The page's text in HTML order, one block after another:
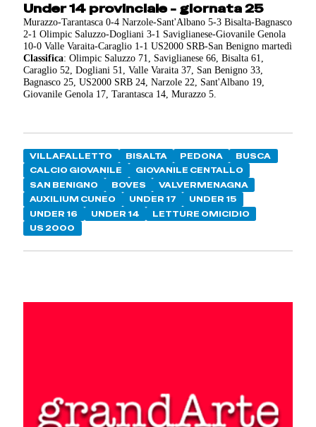
Under 14 provinciale - giornata 25
Murazzo-Tarantasca 0-4 Narzole-Sant'Albano 5-3 Bisalta-Bagnasco
2-1 Olimpic Saluzzo-Dogliani 3-1 Saviglianese-Giovanile Genola
10-0 Valle Varaita-Caraglio 1-1 US2000 SRB-San Benigno martedì
Classifica: Olimpic Saluzzo 71, Saviglianese 66, Bisalta 61,
Caraglio 52, Dogliani 51, Valle Varaita 37, San Benigno 33,
Bagnasco 25, US2000 SRB 24, Narzole 22, Sant'Albano 19,
Giovanile Genola 17, Tarantasca 14, Murazzo 5.
VILLAFALLETTO BISALTA PEDONA
BUSCA
CALCIO GIOVANILE
GIOVANILE CENTALLO
SAN BENIGNO
BOVES
VALVERMENAGNA
AUXILIUM CUNEO
UNDER 17
UNDER 15
UNDER 16
UNDER 14
LETTURE OMICIDIO
US 2000